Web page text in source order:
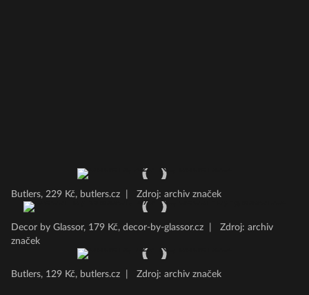
Butlers, 229 Kč, butlers.cz Zdroj: archiv značek
Decor by Glassor, 179 Kč, decor-by-glassor.cz
Zdroj: archiv
značek
Butlers, 129 Kč, butlers.cz Zdroj: archiv značek